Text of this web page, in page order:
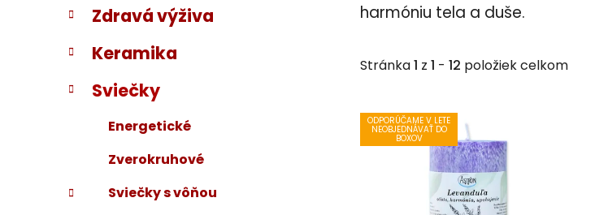
a
n
e
l
i
Zdravá výživa
Keramika
Sviečky
Energetické
Zverokruhové
Sviečky s vôňou
harmóniu tela a duše.
Stránka1 z 1 - 12 položiek celkom
VODPORÚČAME V LETE
NEOBJEDNÁVAŤ DO
BOXOV